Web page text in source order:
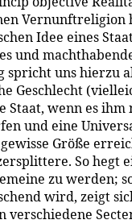
Vernunftreligion
Idee eines
und
uns hierzu
Geschlecht
Staat, wenn es ihm
und eine
Größe
So hegt
zu werden;
wird, zeigt
verschiedene